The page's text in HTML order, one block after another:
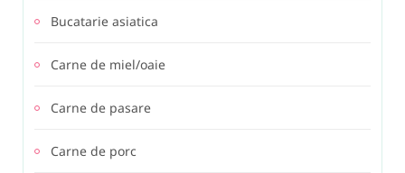
Bucatarie asiatica
Carne de miel/oaie
Carne de pasare
Carne de porc